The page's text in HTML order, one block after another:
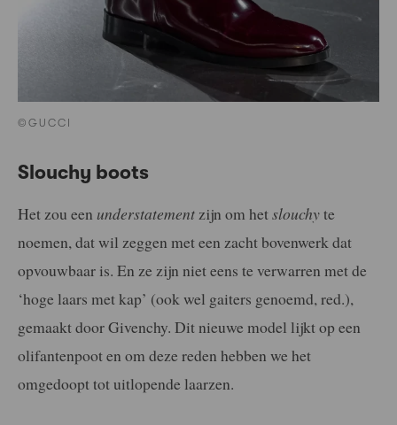
©GUCCI
Slouchy boots
Het zou een understatementzijn om hetslouchyte
noemen, dat wil zeggen met een zacht bovenwerk dat
opvouwbaar is. En ze zijn niet eens te verwarren met de
‘hoge laars met kap’ (ook wel gaiters genoemd, red.),
gemaakt door Givenchy. Dit nieuwe model lijkt op een
olifantenpoot en om deze reden hebben we het
omgedoopt tot uitlopende laarzen.